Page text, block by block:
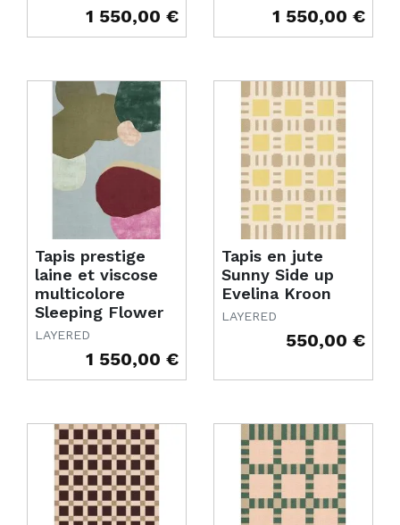
1 550,00 € 1 550,00 €
Tapis prestige
laine et viscose
multicolore
Sleeping Flower
LAYERED
1 550,00 €
Tapis en jute
Sunny Side up
Evelina Kroon
LAYERED
550,00 €